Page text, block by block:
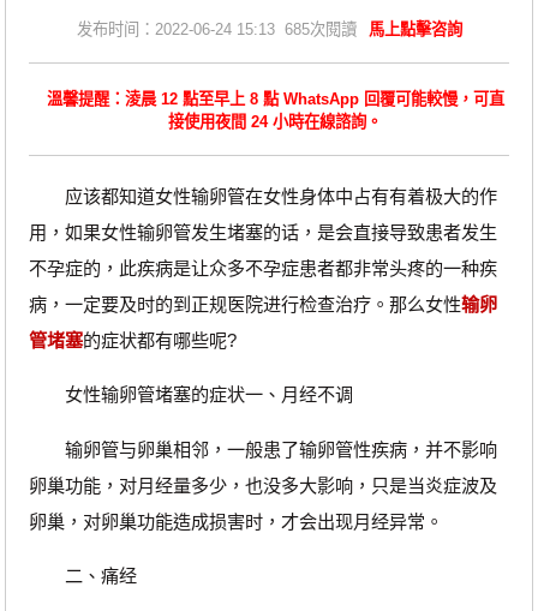
发布时间：2022-06-24 15:13 685次閱讀 馬上點擊咨詢
溫馨提醒：淩晨 12 點至早上 8 點 WhatsApp 回覆可能較慢，可直
接使用夜間 24 小時在線諮詢。
应该都知道女性输卵管在女性身体中占有有着极大的作
用，如果女性输卵管发生堵塞的话，是会直接导致患者发生
不孕症的，此疾病是让众多不孕症患者都非常头疼的一种疾
病，一定要及时的到正规医院进行检查治疗。那么女性输卵
管堵塞的症状都有哪些呢?
女性输卵管堵塞的症状一、月经不调
输卵管与卵巢相邻，一般患了输卵管性疾病，并不影响
卵巢功能，对月经量多少，也没多大影响，只是当炎症波及
卵巢，对卵巢功能造成损害时，才会出现月经异常。
二、痛经